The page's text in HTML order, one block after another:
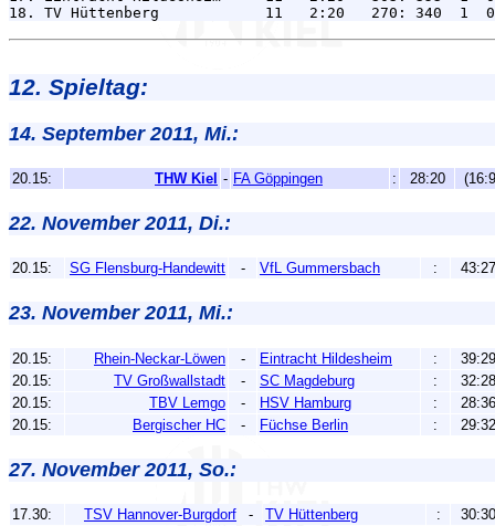
12. Spieltag:
14. September 2011, Mi.:
20.15: THW Kiel - FA Göppingen : 28:20
22. November 2011, Di.:
20.15: SG Flensburg-Handewitt - VfL Gummersbach : 43:27
23. November 2011, Mi.:
20.15: Rhein-Neckar-Löwen - Eintracht Hildesheim :
39:29
20.15:
TV Großwallstadt - SC Magdeburg :
32:28
20.15:
TBV Lemgo - HSV Hamburg :
28:36
20.15:
Bergischer HC - Füchse Berlin : 29:32
27. November 2011, So.:
17.30: TSV Hannover-Burgdorf - TV Hüttenberg :
30:30